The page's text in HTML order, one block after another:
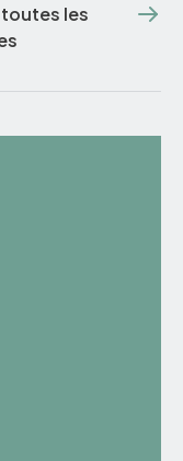
les